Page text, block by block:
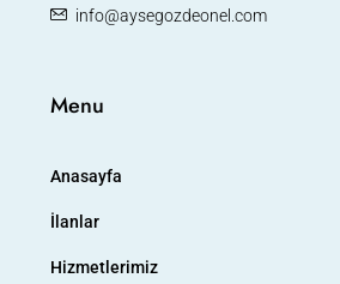
info@aysegozdeonel.com
Menu
Anasayfa
İlanlar
Hizmetlerimiz